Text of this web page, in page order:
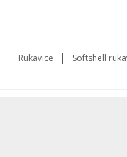
Rukavice Softshell